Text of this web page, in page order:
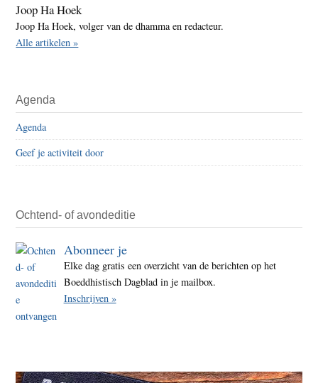
Joop Ha Hoek
Joop Ha Hoek, volger van de dhamma en redacteur.
Alle artikelen »
Agenda
Agenda
Geef je activiteit door
Ochtend- of avondeditie
Abonneer je
Elke dag gratis een overzicht van de berichten op het
Boeddhistisch Dagblad in je mailbox.
Inschrijven »